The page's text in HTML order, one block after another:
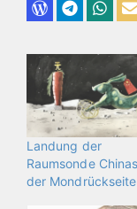
Landung der
Raumsonde
der Mondrückseite